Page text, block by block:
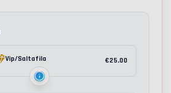
Vip/Saltafila €25.00